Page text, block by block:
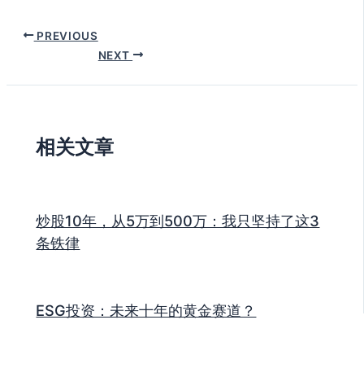
PREVIOUS
NEXT
相关文章
炒股10年，从5万到500万：我只坚持了这3
条铁律
ESG投资：未来十年的黄金赛道？